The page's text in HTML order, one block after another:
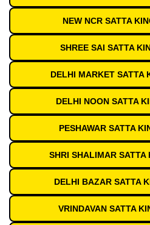
NEW NCR SATTA
SHREE SAI SATTA
DELHI MARKET SATTA
DELHI NOON SATTA
PESHAWAR SATTA
SHRI SHALIMAR SATTA
DELHI BAZAR SATTA
VRINDAVAN SATTA